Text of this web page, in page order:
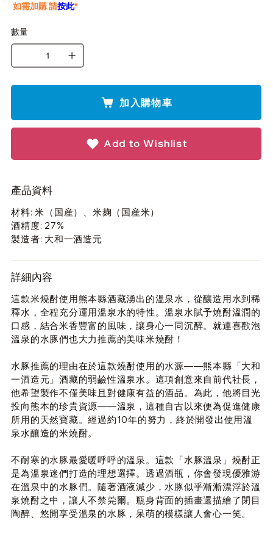
如需加購 請按此*
數量
加入購物車
Add to Wishlist
產品資料
材料: 米（国産）、米麹（国産米）
酒精度: 27%
製造者: 大和一酒造元
詳細內容
這款米燒酎使用熊本縣酒藏湧出的溫泉水，從釀造用水到稀
釋水，全程充分運用溫泉水的特性。溫泉水賦予燒酎溫潤的
口感，結合米香豐富的風味，讓身心一同沉醉。就連喜歡泡
溫泉的水豚們也大力推薦的美味米燒酎！
水豚推薦的理由在於這款燒酎使用的水源——熊本縣「大和
一酒造元」酒藏的弱鹼性溫泉水。這項創意來自前代社長，
他希望製作不僅美味且對健康有益的酒品。為此，他將目光
投向熊本的珍貴資源——溫泉，這種自古以來便為促進健康
所用的天然寶藏。經過約10年的努力，終於開發出使用溫
泉水釀造的米燒酎。
不耐寒的水豚最愛暖呼呼的溫泉。這款「水豚溫泉」燒酎正
是為溫泉迷們打造的理想選擇。透過酒瓶，你會發現優雅游
在溫泉中的水豚們。隨著酒液減少，水豚似乎漸漸漂浮於溫
泉燒酎之中，讓人不禁莞爾。瓶身背面的插畫還描繪了閉目
陶醉、悠閒享受溫泉的水豚，呆萌的模樣讓人會心一笑。